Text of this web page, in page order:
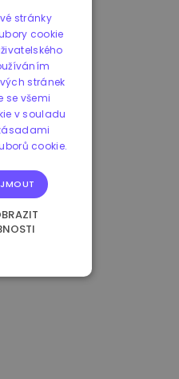
stránky
cookie
stránek
se všemi
v souladu
cookie.